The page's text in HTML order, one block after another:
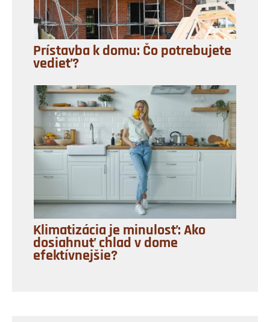
Prístavba k domu: Čo potrebujete
vedieť?
Klimatizácia je minulosť: Ako
dosiahnuť chlad v dome
efektívnejšie?